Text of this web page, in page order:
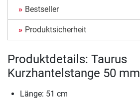
Bestseller
Produktsicherheit
Produktdetails: Taurus
Kurzhantelstange 50 mm
Länge: 51 cm